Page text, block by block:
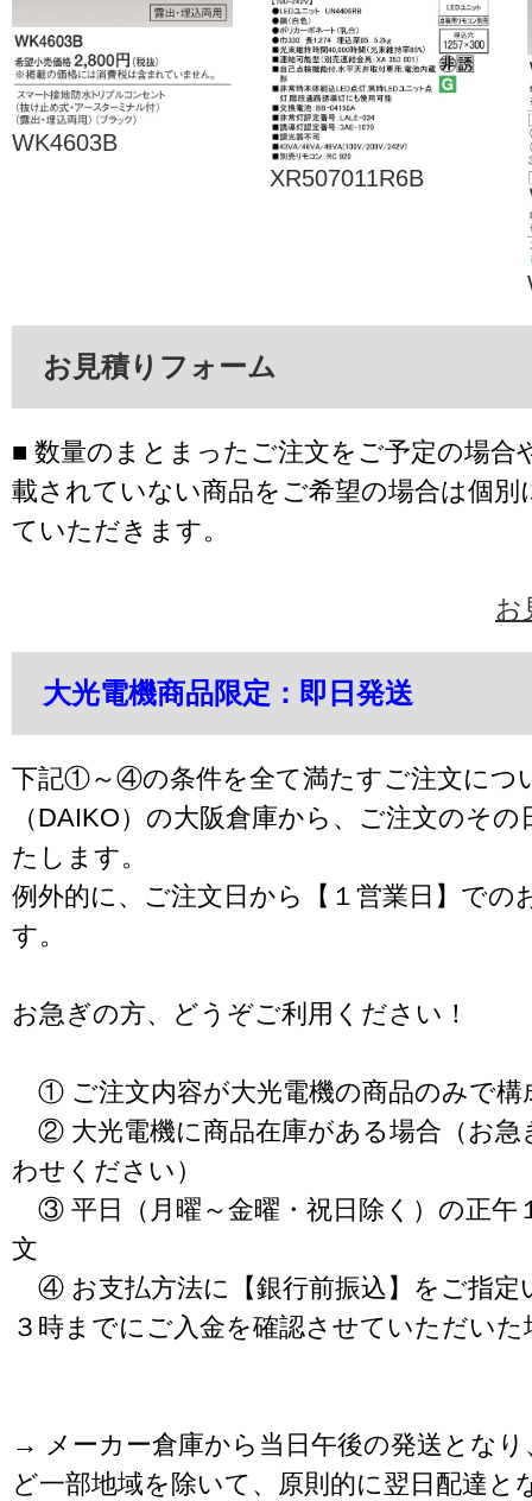
WK4603B
XR507011R6B
お見積りフォーム
■ 数量のまとまったご注文をご予定の場合
載されていない商品をご希望の場合は個別
ていただきます。
お
大光電機商品限定：即日発送
下記①～④の条件を全て満たすご注文につ
（DAIKO）の大阪倉庫から、ご注文のそ
たします。
例外的に、ご注文日から【１営業日】での
す。
お急ぎの方、どうぞご利用ください！
① ご注文内容が大光電機の商品のみで構
② 大光電機に商品在庫がある場合（お急
わせください）
③ 平日（月曜～金曜・祝日除く）の正午
文
④ お支払方法に【銀行前振込】をご指定
３時までにご入金を確認させていただいた
→ メーカー倉庫から当日午後の発送となり
ど一部地域を除いて、原則的に翌日配達と